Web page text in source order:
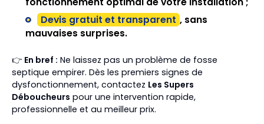
Devis gratuit et transparent , sans
mauvaises surprises.
👉 En bref : Ne laissez pas un problème de fosse
septique empirer. Dès les premiers signes de
dysfonctionnement, contactez Les Supers
Déboucheurs pour une intervention rapide,
professionnelle et au meilleur prix.